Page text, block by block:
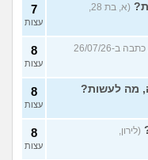
(א, בת 28,
7
עצות
(.., בת 21, כתבה ב-26/07/26
8
עצות
מה לעשות? 8
עצות
(לירון,
8
עצות